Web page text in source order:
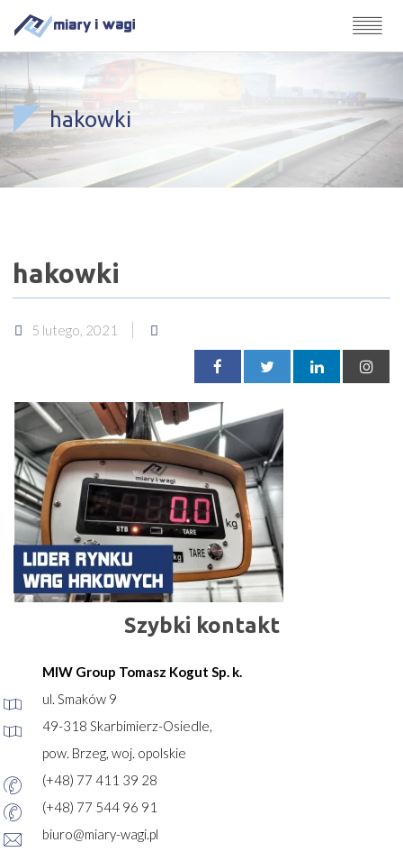
hakowki
hakowki
5 lutego, 2021
Szybki kontakt
MIW Group Tomasz Kogut Sp. k.
ul. Smaków 9
49-318 Skarbimierz-Osiedle,
pow. Brzeg, woj. opolskie
(+48) 77 411 39 28
(+48) 77 544 96 91
biuro@miary-wagi.pl